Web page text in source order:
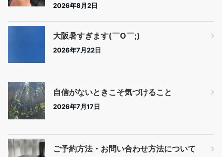
2026年8月2日
大阪暑すぎます(￣O￣;)
2026年7月22日
自信がないときこそ気づけること
2026年7月17日
ご予約方法・お問い合わせ方法について